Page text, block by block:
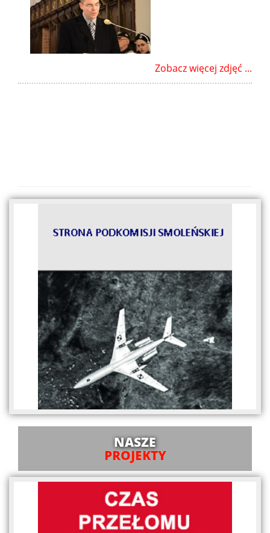
Zobacz więcej zdjęć ...
NASZE
PROJEKTY